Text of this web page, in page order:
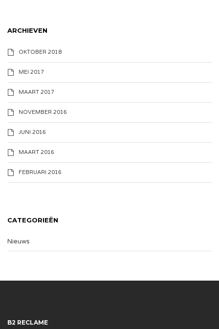
ARCHIEVEN
OKTOBER 2018
MEI 2017
MAART 2017
NOVEMBER 2016
JUNI 2016
MAART 2016
FEBRUARI 2016
CATEGORIEËN
Nieuws
B2 RECLAME